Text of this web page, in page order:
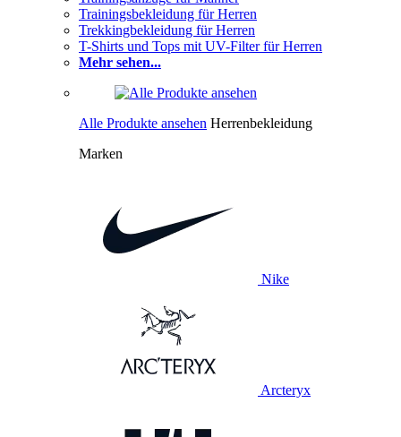
Trainingsbekleidung für Herren
Trekkingbekleidung für Herren
T-Shirts und Tops mit UV-Filter für Herren
Mehr sehen...
Alle Produkte ansehen Herrenbekleidung
Marken
Nike
Arcteryx